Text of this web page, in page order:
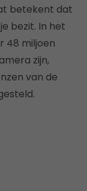
betekent dat
bezit. In het
48 miljoen
zijn,
van de